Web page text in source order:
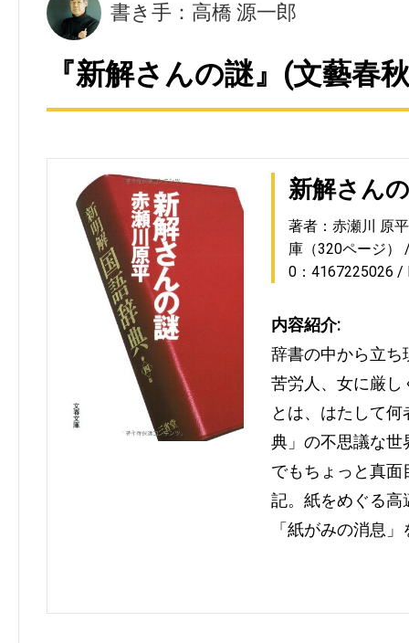
書き手：高橋 源一郎
『新解さんの謎』(文藝春
新解さん
著者：赤瀬川 原平
庫（320ページ）
0：4167225026
内容紹介:
辞書の中から立ち
苦労人、女に厳し
とは、はたして
典」の不思議な世
でもちょっと真
記。紙をめぐる高
「紙がみの消息